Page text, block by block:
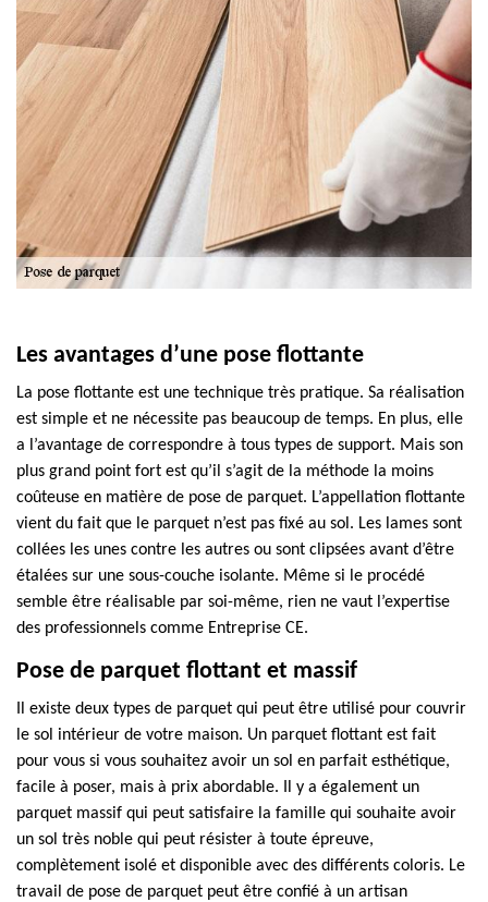
Les avantages d’une pose flottante
La pose flottante est une technique très pratique. Sa réalisation
est simple et ne nécessite pas beaucoup de temps. En plus, elle
a l’avantage de correspondre à tous types de support. Mais son
plus grand point fort est qu’il s’agit de la méthode la moins
coûteuse en matière de pose de parquet. L’appellation flottante
vient du fait que le parquet n’est pas fixé au sol. Les lames sont
collées les unes contre les autres ou sont clipsées avant d’être
étalées sur une sous-couche isolante. Même si le procédé
semble être réalisable par soi-même, rien ne vaut l’expertise
des professionnels comme Entreprise CE.
Pose de parquet flottant et massif
Il existe deux types de parquet qui peut être utilisé pour couvrir
le sol intérieur de votre maison. Un parquet flottant est fait
pour vous si vous souhaitez avoir un sol en parfait esthétique,
facile à poser, mais à prix abordable. Il y a également un
parquet massif qui peut satisfaire la famille qui souhaite avoir
un sol très noble qui peut résister à toute épreuve,
complètement isolé et disponible avec des différents coloris. Le
travail de pose de parquet peut être confié à un artisan